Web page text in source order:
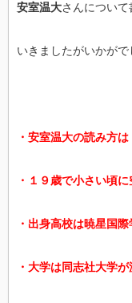
安室温大さんについて
いきましたがいかがで
・安室温大の読み方は
・１９歳で小さい頃
・出身高校は暁星国際
・大学は同志社大学が